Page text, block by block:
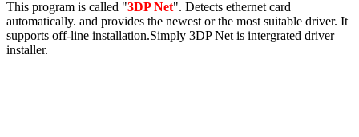
This program is called "3DP Net". Detects ethernet card
automatically. and provides the newest or the most suitable driver. It
supports off-line installation.Simply 3DP Net is intergrated driver
installer.